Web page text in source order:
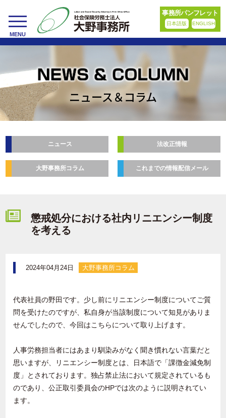
toggle
navigation
MENU
事務所パンフレット
日本語版 ENGLISH
ニュース＆コラム
ニュース 法改正情報
大野事務所コラム これまでの情報配信メール
懲戒処分における社内リニエンシー制度
を考える
2024年04月24日 大野事務所コラム
代表社員の野田です。少し前にリニエンシー制度についてご質
問を受けたのですが、私自身が当該制度について知見がありま
せんでしたので、今回はこちらについて取り上げます。
人事労務担当者にはあまり馴染みがなく聞き慣れない言葉だと
思いますが、リニエンシー制度とは、日本語で「課徴金減免制
度」とされております。独占禁止法において規定されているも
のであり、公正取引委員会のHPでは次のように説明されてい
ます。